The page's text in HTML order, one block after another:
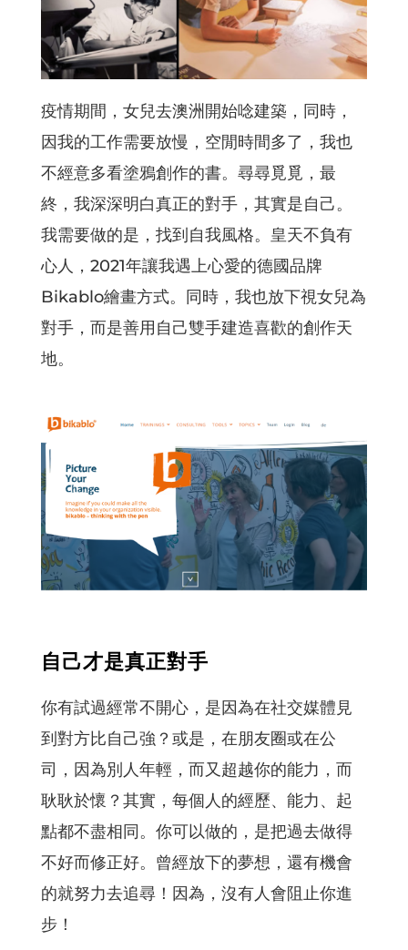
疫情期間，女兒去澳洲開始唸建築，同時，
因我的工作需要放慢，空閒時間多了，我也
不經意多看塗鴉創作的書。尋尋覓覓，最
終，我深深明白真正的對手，其實是自己。
我需要做的是，找到自我風格。皇天不負有
心人，2021年讓我遇上心愛的德國品牌
Bikablo繪畫方式。同時，我也放下視女兒為
對手，而是善用自己雙手建造喜歡的創作天
地。
自己才是真正對手
你有試過經常不開心，是因為在社交媒體見
到對方比自己強？或是，在朋友圈或在公
司，因為別人年輕，而又超越你的能力，而
耿耿於懷？其實，每個人的經歷、能力、起
點都不盡相同。你可以做的，是把過去做得
不好而修正好。曾經放下的夢想，還有機會
的就努力去追尋！因為，沒有人會阻止你進
步！